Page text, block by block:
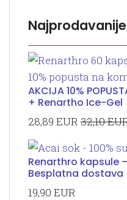
Najprodavanije
AKCIJA 10%
+ Renartho Ice-Gel
28,89 EUR 32,10
Renarthro kapsule
Besplatna dostava
19,90 EUR